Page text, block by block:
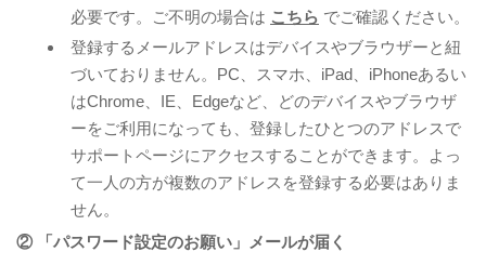
必要です。ご不明の場合は こちら でご確認ください。
登録するメールアドレスはデバイスやブラウザーと紐
づいておりません。PC、スマホ、iPad、iPhoneあるい
はChrome、IE、Edgeなど、どのデバイスやブラウザ
ーをご利用になっても、登録したひとつのアドレスで
サポートページにアクセスすることができます。よっ
て一人の方が複数のアドレスを登録する必要はありま
せん。
② 「パスワード設定のお願い」メールが届く